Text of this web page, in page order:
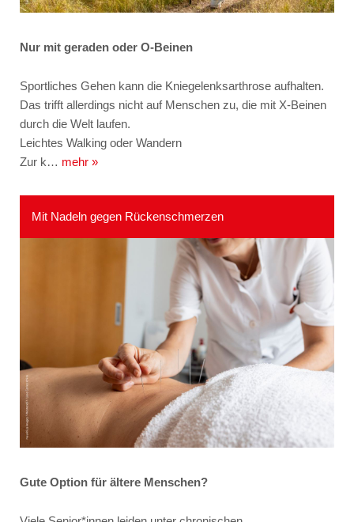
Nur mit geraden oder O-Beinen
Sportliches Gehen kann die Kniegelenksarthrose aufhalten.
Das trifft allerdings nicht auf Menschen zu, die mit X-Beinen
durch die Welt laufen.
Leichtes Walking oder Wandern
Zur k… mehr »
Mit Nadeln gegen Rückenschmerzen
Gute Option für ältere Menschen?